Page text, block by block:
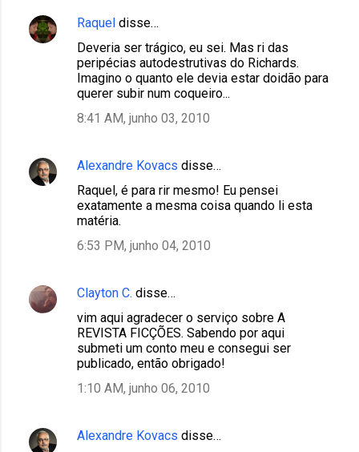
Raquel disse…
Deveria ser trágico, eu sei. Mas ri das
peripécias autodestrutivas do Richards.
Imagino o quanto ele devia estar doidão para
querer subir num coqueiro...
8:41 AM, junho 03, 2010
Alexandre Kovacs disse…
Raquel, é para rir mesmo! Eu pensei
exatamente a mesma coisa quando li esta
matéria.
6:53 PM, junho 04, 2010
Clayton C. disse…
vim aqui agradecer o serviço sobre A
REVISTA FICÇÕES. Sabendo por aqui
submeti um conto meu e consegui ser
publicado, então obrigado!
1:10 AM, junho 06, 2010
Alexandre Kovacs disse…